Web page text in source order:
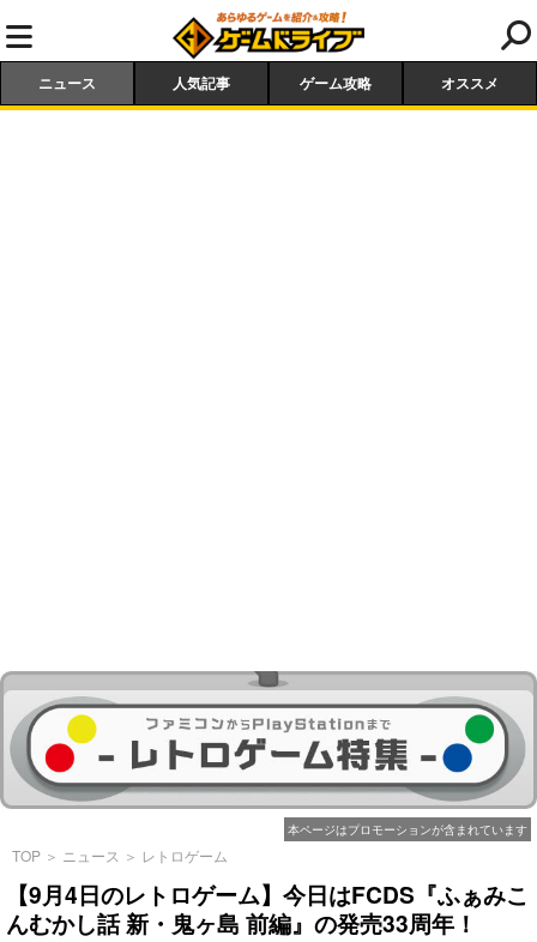
ニュース 人気記事 ゲーム攻略 オススメ
本ページはプロモーションが含まれています
TOP ＞ ニュース ＞ レトロゲーム
【9月4日のレトロゲーム】今日はFCDS『ふぁみこ
んむかし話 新・鬼ヶ島 前編』の発売33周年！